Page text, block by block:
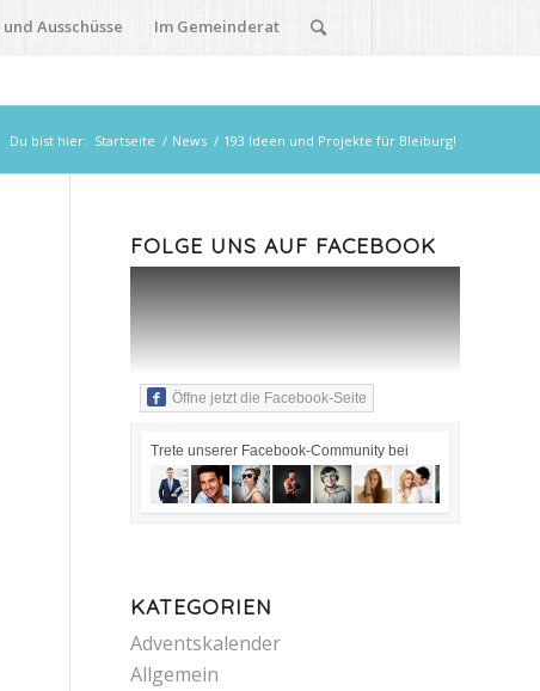
Ausschüsse Im Gemeinderat
Du bist hier: Startseite / News / 193 Ideen und Projekte für Bleiburg!
FOLGE UNS AUF FACEBOOK
Öffne jetzt die Facebook-Seite
Trete unserer Facebook-Community bei
KATEGORIEN
Adventskalender
Allgemein